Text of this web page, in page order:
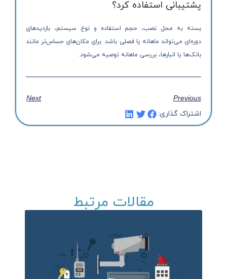
پشتیبانی استفاده کرد؟
بسته به محل نصب، حجم استفاده و نوع سیستم، بازدیدهای
دوره‌ای می‌تواند ماهانه یا فصلی باشد. برای مکان‌های حساس‌تر مانند
بانک‌ها یا انبارها، بررسی ماهانه توصیه می‌شود.
Previous
Next
اشتراک گذاری:
مقالات مرتبط